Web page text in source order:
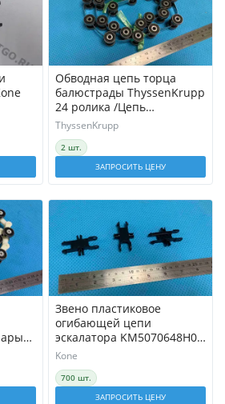
Обводная цепь торца
балюстрады ThyssenKrupp
24 ролика /Цепь
роликовая /Обводная
рейка поручня
ThyssenKrupp
2 шт.
ЗАПРОСИТЬ ЦЕНУ
Звено пластиковое
огибающей цепи
эскалатора KM5070648H01
Kone
Kone
700 шт.
ЗАПРОСИТЬ ЦЕНУ